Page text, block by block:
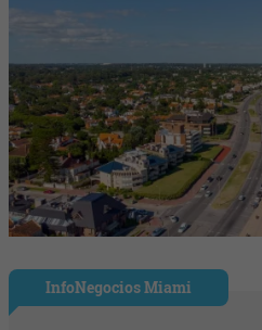
InfoNegocios Miami